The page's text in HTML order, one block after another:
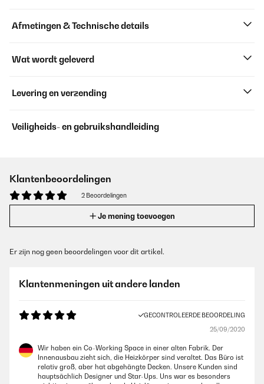
Afmetingen & Technische details
Wat wordt geleverd
Levering en verzending
Veiligheids- en gebruikshandleiding
Klantenbeoordelingen
2 Beoordelingen
Je mening toevoegen
Er zijn nog geen beoordelingen voor dit artikel.
Klantenmeningen uit andere landen
GECONTROLEERDE BEOORDELING
25/09/2020
Wir haben ein Co-Working Space in einer alten Fabrik. Der
Innenausbau zieht sich, die Heizkörper sind veraltet. Das Büro ist
relativ groß, aber hat abgehängte Decken. Unsere Kunden sind
hauptsächlich Designer und Star-Ups. Uns war es besonders